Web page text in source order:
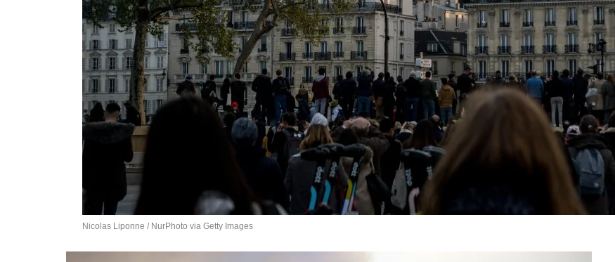
Nicolas Liponne / NurPhoto via Getty Images